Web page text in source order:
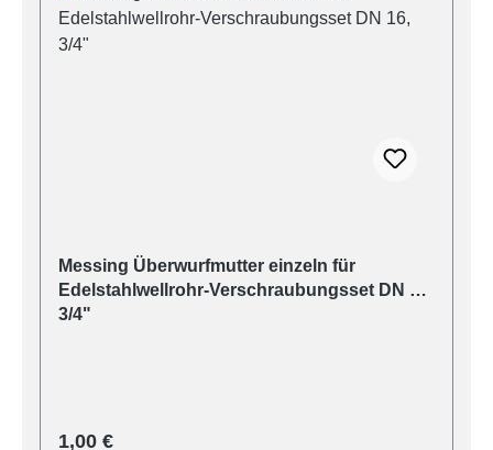
Messing Überwurfmutter einzeln für
Edelstahlwellrohr-Verschraubungsset DN 16,
3/4"
Regulärer Preis:
1,00 €